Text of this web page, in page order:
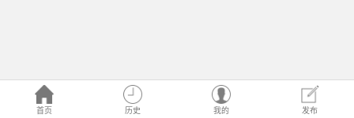
首页 历史 我的 发布